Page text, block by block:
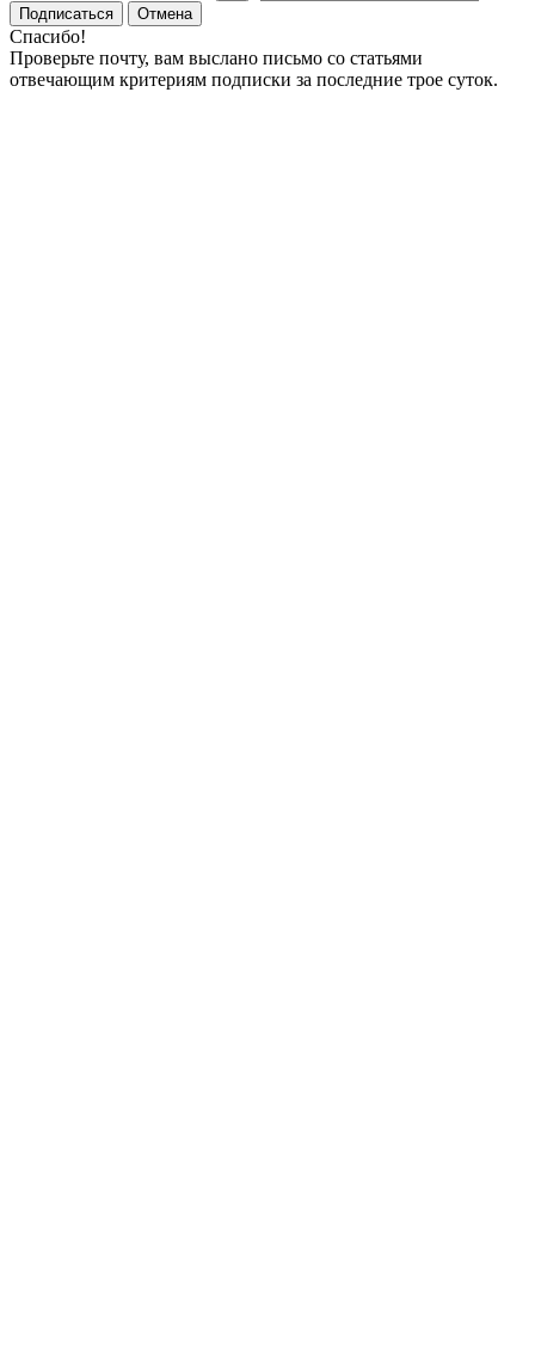
Подписаться
Отмена
Спасибо!
Проверьте почту, вам выслано письмо со статьями
отвечающим критериям подписки за последние трое суток.